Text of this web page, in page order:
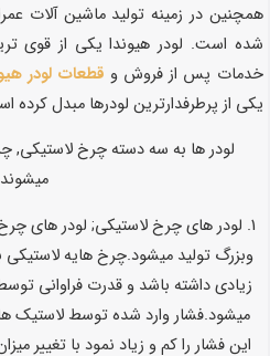
همچنین در زمینه تولید ماشین آلات
شده است. لودر هیوندا یکی از قوی
خدمات پس از فروش و قطعات لودر
یکی از پرطرفدارترین لودرها مبدل کرده
لودر ها به سه دسته چرخ لاستیکی,
1. لودر های چرخ لاستیکی; لودر های
وبزرگ تولید میشود.چرخ هایه
زیادی داشته باشد و قدرت فراوانی
میشود.فشار وارد شده توسط لاستیک
این فشار را کم و زیاد نمود با تغییر